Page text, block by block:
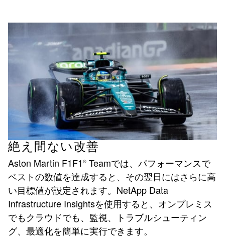
絶え間ない改善
Aston Martin F1F1 ® Teamでは、パフォーマンスで
ベストの数値を達成すると、その翌日にはさらに高
い目標値が設定されます。NetApp Data
Infrastructure Insightsを使用すると、オンプレミス
でもクラウドでも、監視、トラブルシューティン
グ、最適化を簡単に実行できます。